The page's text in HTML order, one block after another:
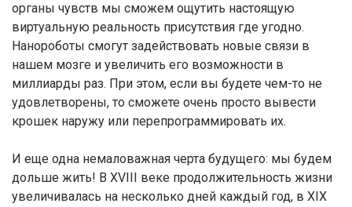
органы чувств мы сможем ощутить настоящую
виртуальную реальность присутствия где угодно.
Нанороботы смогут задействовать новые связи в
нашем мозге и увеличить его возможности в
миллиарды раз. При этом, если вы будете чем-то не
удовлетворены, то сможете очень просто вывести
крошек наружу или перепрограммировать их.
И еще одна немаловажная черта будущего: мы будем
дольше жить! В XVIII веке продолжительность жизни
увеличивалась на несколько дней каждый год, в XIX